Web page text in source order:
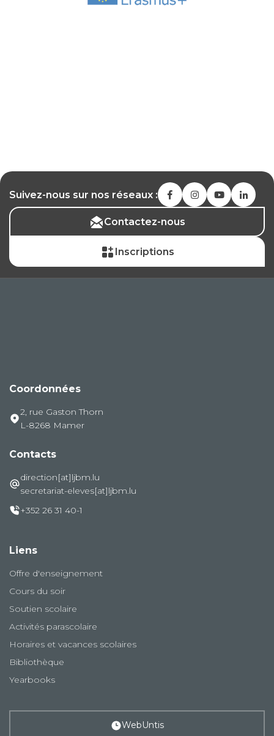
Suivez-nous sur nos réseaux :
Contactez-nous
Inscriptions
Coordonnées
2, rue Gaston Thorn
L-8268 Mamer
Contacts
direction[at]ljbm.lu
secretariat-eleves[at]ljbm.lu
+352 26 31 40-1
Liens
Offre d'enseignement
Cours du soir
Soutien scolaire
Activités parascolaire
Horaires et vacances scolaires
Bibliothèque
Yearbooks
WebUntis